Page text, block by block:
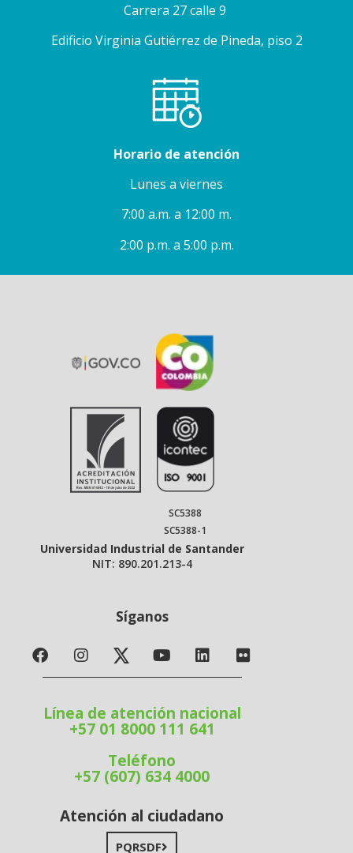
Carrera 27 calle 9
Edificio Virginia Gutiérrez de Pineda, piso 2
Horario de atención
Lunes a viernes
7:00 a.m. a 12:00 m.
2:00 p.m. a 5:00 p.m.